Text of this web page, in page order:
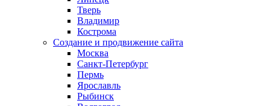
Тверь
Владимир
Кострома
Создание и продвижение сайта
Москва
Санкт-Петербург
Пермь
Ярославль
Рыбинск